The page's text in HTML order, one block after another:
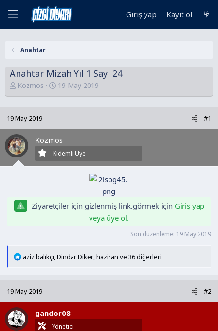
Giriş yap Kayıt ol
Anahtar
Anahtar Mizah Yıl 1 Sayı 24
K
o
u
y
u
B
a
t
a
Kozmos
B
a
a
n
g
ı
r
i
19 May 2019
19 May 2019 #1
Kozmos
Kıdemli Üye
Ziyaretçiler için gizlenmiş link,görmek için Giriş yap
veya üye ol.
Son düzenleme: 19 May 2019
T
i
l
e
r
aziz balıkçı Dindar Diker haziran ve 36 diğerleri
19 May 2019 #2
gandor08
Yönetici